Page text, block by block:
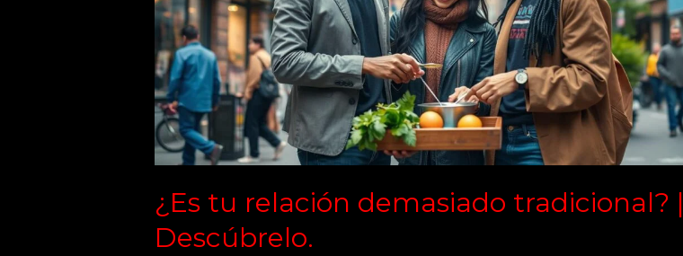
¿Es tu relación demasiado tradicional? |
Descúbrelo.